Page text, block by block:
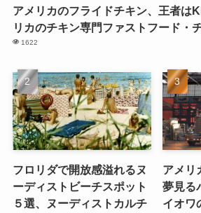
アメリカのフライドチキン、王者は
リカのチキン専門ファストフード・
1622
フロリダで開放感溢れるヌ
ーディストビーチスポット
５選、ヌーディストカルチ
アメリ
夢見る
イオワ